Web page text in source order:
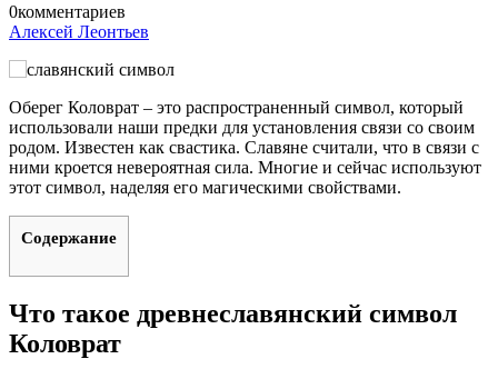
0комментариев
Алексей Леонтьев
Оберег Коловрат – это распространенный символ, который
использовали наши предки для установления связи со своим
родом. Известен как свастика. Славяне считали, что в связи с
ними кроется невероятная сила. Многие и сейчас используют
этот символ, наделяя его магическими свойствами.
Содержание
Что такое древнеславянский символ
Коловрат